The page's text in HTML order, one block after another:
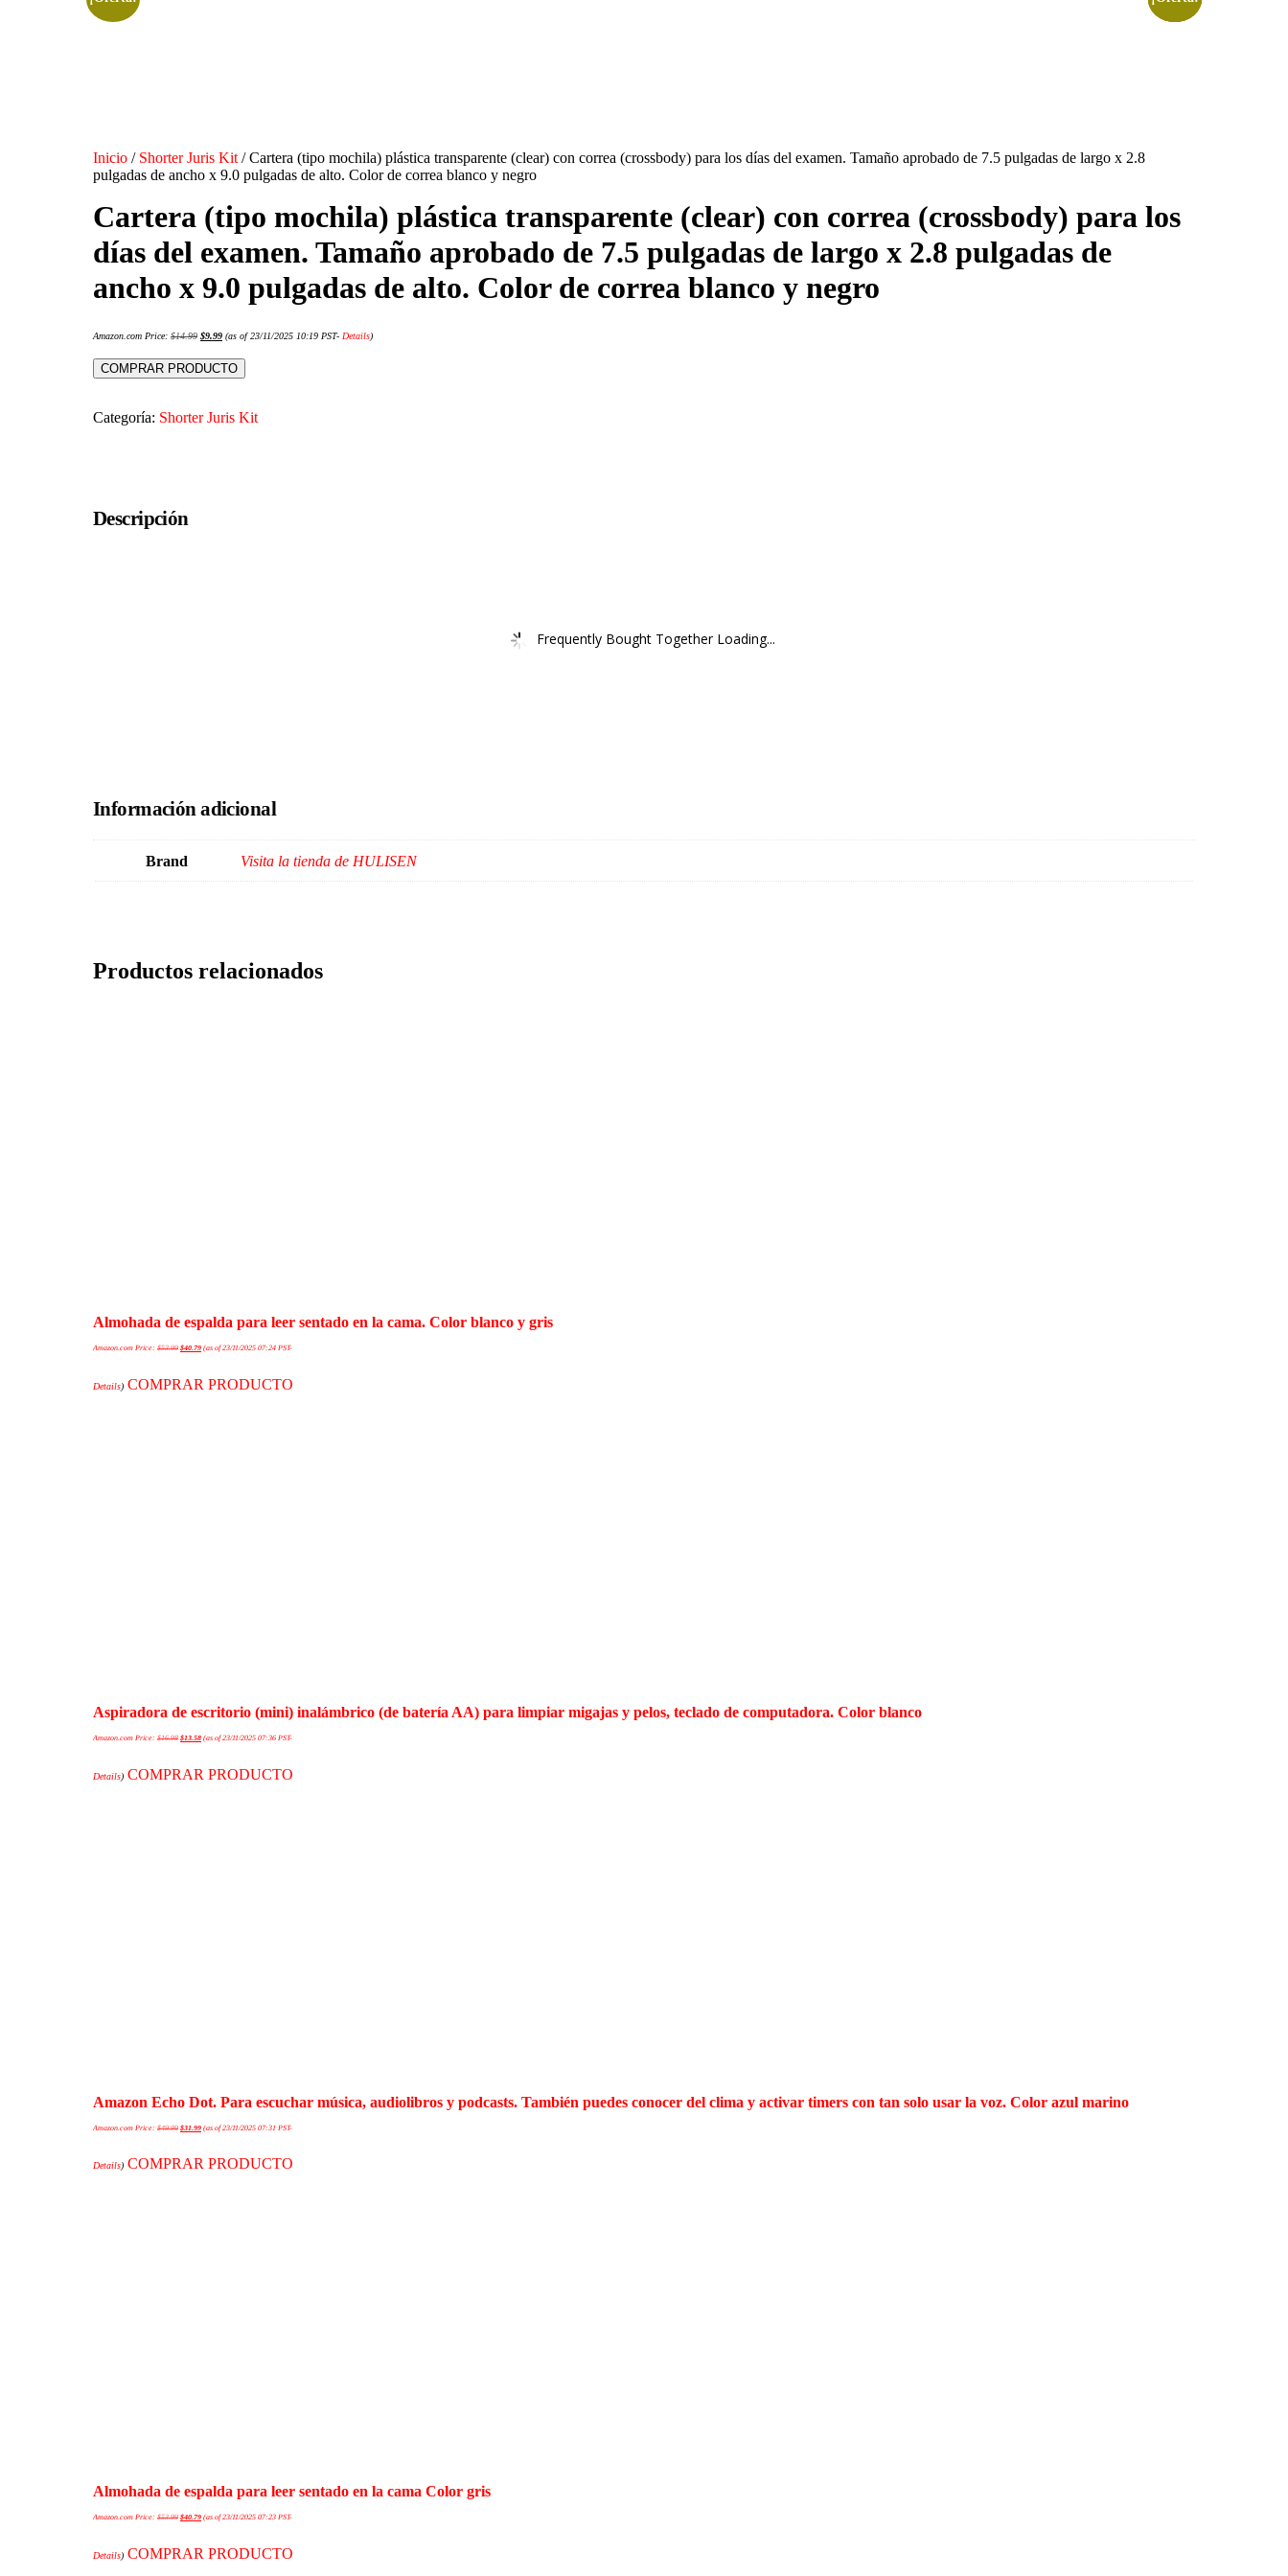
Inicio / Shorter Juris Kit / Cartera (tipo mochila) plástica transparente (clear) con correa (crossbody) para los días del examen. Tamaño aprobado de 7.5 pulgadas de largo x 2.8
pulgadas de ancho x 9.0 pulgadas de alto. Color de correa blanco y negro
Cartera (tipo mochila) plástica transparente (clear) con correa (crossbody) para los
días del examen. Tamaño aprobado de 7.5 pulgadas de largo x 2.8 pulgadas de
ancho x 9.0 pulgadas de alto. Color de correa blanco y negro
Amazon.com Price: $14.99 $9.99 (as of 23/11/2025 10:19 PST- Details)
COMPRAR PRODUCTO
Categoría: Shorter Juris Kit
Descripción
Frequently Bought Together Loading...
Información adicional
Brand Visita la tienda de HULISEN
Productos relacionados
Almohada de espalda para leer sentado en la cama. Color blanco y gris
Amazon.com Price: $53.99 $40.79 (as of 23/11/2025 07:24 PST-
Details) COMPRAR PRODUCTO
Aspiradora de escritorio (mini) inalámbrico (de batería AA) para limpiar migajas y pelos, teclado de computadora. Color blanco
Amazon.com Price: $16.98 $13.58 (as of 23/11/2025 07:36 PST-
Details) COMPRAR PRODUCTO
Amazon Echo Dot. Para escuchar música, audiolibros y podcasts. También puedes conocer del clima y activar timers con tan solo usar la voz. Color azul marino
Amazon.com Price: $49.99 $31.99 (as of 23/11/2025 07:31 PST-
Details) COMPRAR PRODUCTO
Almohada de espalda para leer sentado en la cama Color gris
Amazon.com Price: $53.99 $40.79 (as of 23/11/2025 07:23 PST-
Details) COMPRAR PRODUCTO